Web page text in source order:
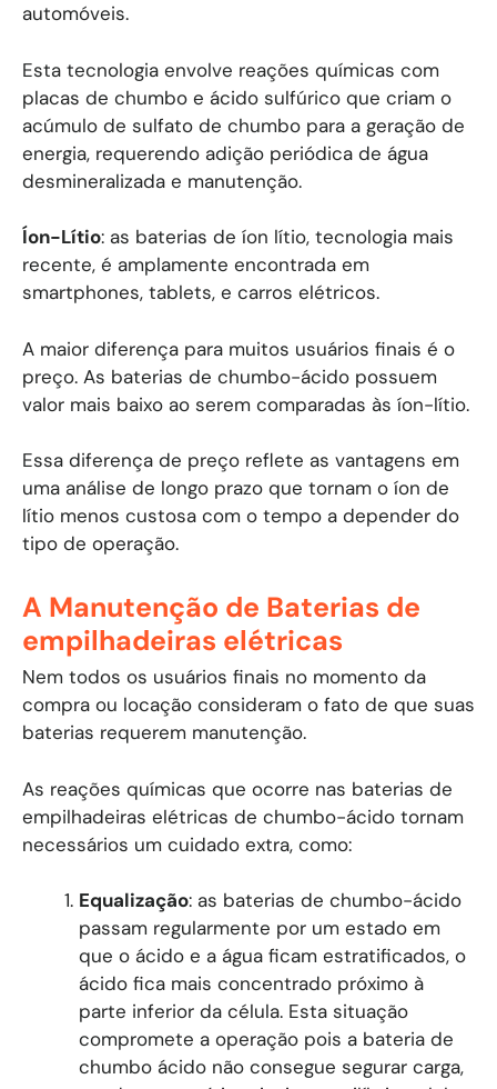
automóveis.
Esta tecnologia envolve reações químicas com
placas de chumbo e ácido sulfúrico que criam o
acúmulo de sulfato de chumbo para a geração de
energia, requerendo adição periódica de água
desmineralizada e manutenção.
Íon-Lítio: as baterias de íon lítio, tecnologia mais
recente, é amplamente encontrada em
smartphones, tablets, e carros elétricos.
A maior diferença para muitos usuários finais é o
preço. As baterias de chumbo-ácido possuem
valor mais baixo ao serem comparadas às íon-lítio.
Essa diferença de preço reflete as vantagens em
uma análise de longo prazo que tornam o íon de
lítio menos custosa com o tempo a depender do
tipo de operação.
A Manutenção de Baterias de
empilhadeiras elétricas
Nem todos os usuários finais no momento da
compra ou locação consideram o fato de que suas
baterias requerem manutenção.
As reações químicas que ocorre nas baterias de
empilhadeiras elétricas de chumbo-ácido tornam
necessários um cuidado extra, como:
Equalização: as baterias de chumbo-ácido
passam regularmente por um estado em
que o ácido e a água ficam estratificados, o
ácido fica mais concentrado próximo à
parte inferior da célula. Esta situação
compromete a operação pois a bateria de
chumbo ácido não consegue segurar carga,